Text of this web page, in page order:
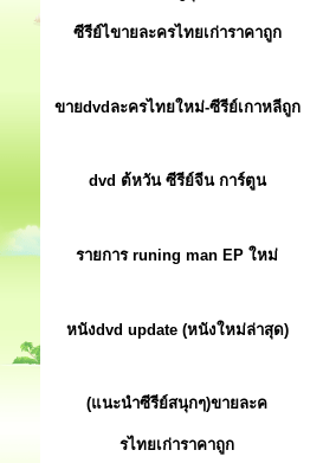
ซีรีย์ไขายละครไทยเก่าราคาถูก
ขายdvdละครไทยใหม่-ซีรีย์เกาหลีถูก
dvd ต้หวัน ซีรีย์จีน การ์ตูน
รายการ runing man EP ใหม่
หนังdvd update (หนังใหม่ล่าสุด)
(แนะนำซีรีย์สนุกๆ)ขายละค
รไทยเก่าราคาถูก